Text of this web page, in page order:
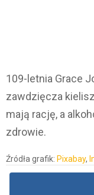
109-letnia Grace
zawdzięcza
mają rację, a
zdrowie.
Źródła grafik: Pixabay,